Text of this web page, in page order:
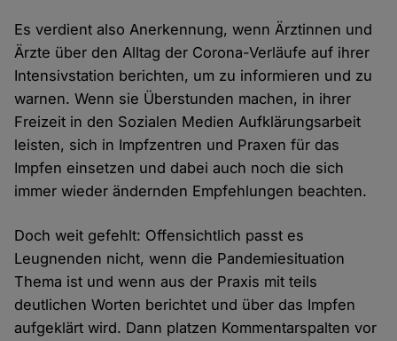
Es verdient also Anerkennung, wenn Ärztinnen und
Ärzte über den Alltag der Corona-Verläufe auf ihrer
Intensivstation berichten, um zu informieren und zu
warnen. Wenn sie Überstunden machen, in ihrer
Freizeit in den Sozialen Medien Aufklärungsarbeit
leisten, sich in Impfzentren und Praxen für das
Impfen einsetzen und dabei auch noch die sich
immer wieder ändernden Empfehlungen beachten.
Doch weit gefehlt: Offensichtlich passt es
Leugnenden nicht, wenn die Pandemiesituation
Thema ist und wenn aus der Praxis mit teils
deutlichen Worten berichtet und über das Impfen
aufgeklärt wird. Dann platzen Kommentarspalten vor